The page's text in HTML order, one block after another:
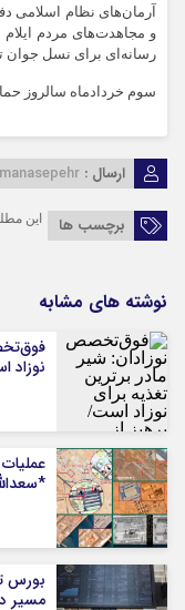
آرمان‌های نظام اسلامی
و مجاهدت‌های مردم
رسانه‌ای برای نسل جوان
سوم خردادماه سالروز
ارسال : manasepehr
برچسب ها این
نوشته های مشابه
نوزاد
بورس
مسیر